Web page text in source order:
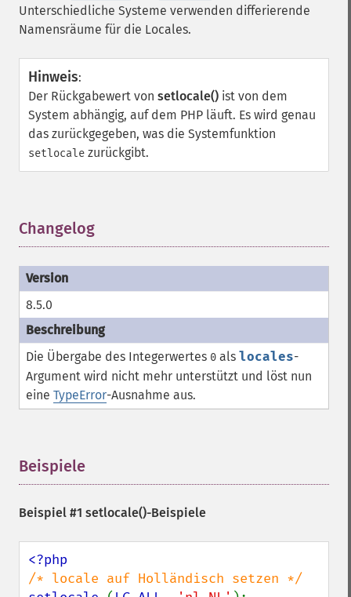
Unterschiedliche Systeme verwenden differierende
Namensräume für die Locales.
Hinweis:
Der Rückgabewert von setlocale() ist von dem
System abhängig, auf dem PHP läuft. Es wird genau
das zurückgegeben, was die Systemfunktion
setlocale zurückgibt.
Changelog
8.5.0
Die Übergabe des Integerwertes 0 als locales-
Argument wird nicht mehr unterstützt und löst nun
eine TypeError-Ausnahme aus.
Beispiele
Beispiel #1 setlocale()-Beispiele